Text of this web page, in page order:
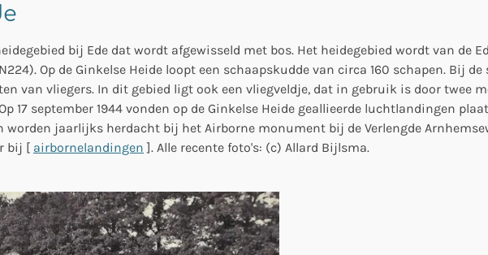
bij Ede dat wordt afgewisseld met bos. Het heidegebied wordt van de
Op de Ginkelse Heide loopt een schaapskudde van circa 160 schapen. Bij
van vliegers. In dit gebied ligt ook een vliegveldje, dat in gebruik is door twee
17 september 1944 vonden op de Ginkelse Heide geallieerde luchtlandingen
worden jaarlijks herdacht bij het Airborne monument bij de Verlengde
bij [ airbornelandingen ]. Alle recente foto's: (c) Allard Bijlsma.